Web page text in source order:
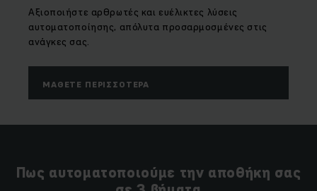
Αξιοποιήστε αρθρωτές και ευέλικτες λύσεις
αυτοματοποίησης, απόλυτα προσαρμοσμένες στις
ανάγκες σας.
ΜΆΘΕΤΕ ΠΕΡΙΣΣΌΤΕΡΑ
Πως αυτοματοποιούμε την αποθήκη σας